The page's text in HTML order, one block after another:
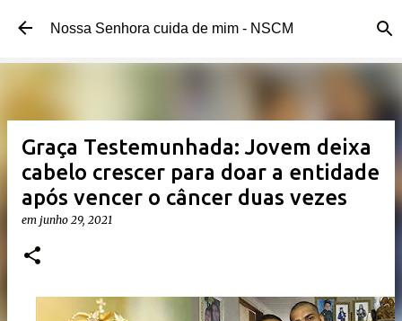
Pular para o conteúdo principal
Nossa Senhora cuida de mim - NSCM
Graça Testemunhada: Jovem deixa
cabelo crescer para doar a entidade
após vencer o câncer duas vezes
em junho 29, 2021